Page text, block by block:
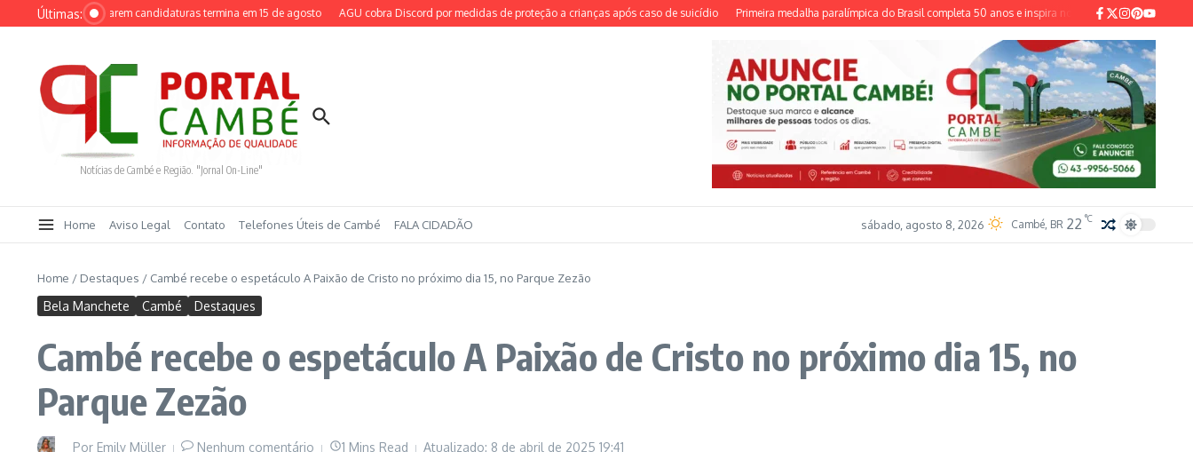
Ir para o conteúdo
Últimas:
partidos registrarem candidaturas termina em 15 de agosto AGU cobra Discord por medidas de proteção a crianças após caso de suicídio Primeira medalha paralímpica do Brasil completa 50 anos e inspira novas gerações TSE institui
Notícias de Cambé e Região. "Jornal On-Line"
Home Aviso Legal Contato Telefones Úteis de Cambé FALA CIDADÃO sábado, agosto 8, 2026 Cambé, BR 22 °C
Home / Destaques / Cambé recebe o espetáculo A Paixão de Cristo no próximo dia 15, no Parque Zezão
Bela Manchete Cambé Destaques
Cambé recebe o espetáculo A Paixão de Cristo no próximo dia 15, no
Parque Zezão
Por Emily Müller Nenhum comentário 1 Mins Read Atualizado: 8 de abril de 2025 19:41